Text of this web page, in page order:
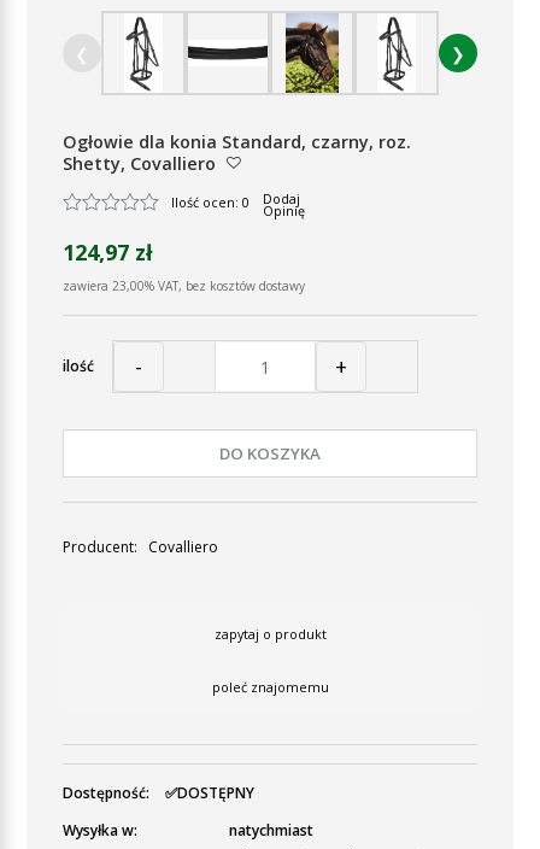
❮ ❯
Ogłowie dla konia Standard, czarny, roz.
Shetty, Covalliero
Ilość ocen: 0 Dodaj
Opinię
124,97 zł
zawiera 23,00% VAT, bez kosztów dostawy
ilość - +
DO KOSZYKA
Producent: Covalliero
zapytaj o produkt
poleć znajomemu
Dostępność:
✅DOSTĘPNY
Wysyłka w:
natychmiast